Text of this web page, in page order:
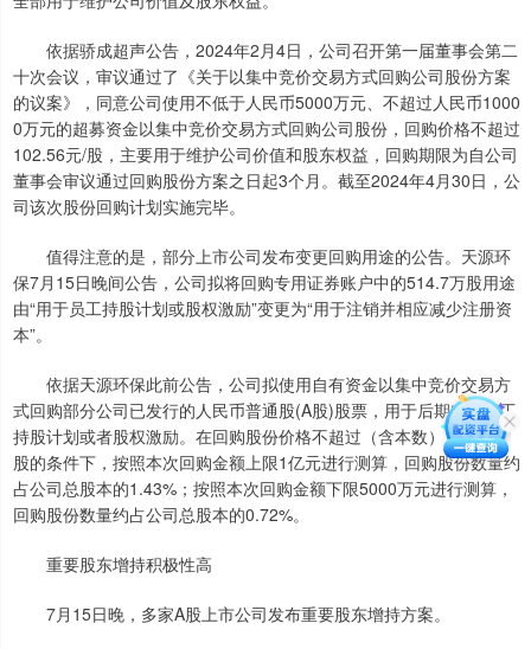
依据骄成超声公告，2024年2月4日，公司召开第一届董事会第二
十次会议，审议通过了《关于以集中竞价交易方式回购公司股份方案
的议案》，同意公司使用不低于人民币5000万元、不超过人民币1000
0万元的超募资金以集中竞价交易方式回购公司股份，回购价格不超过
102.56元/股，主要用于维护公司价值和股东权益，回购期限为自公司
董事会审议通过回购股份方案之日起3个月。截至2024年4月30日，公
司该次股份回购计划实施完毕。
值得注意的是，部分上市公司发布变更回购用途的公告。天源环
保7月15日晚间公告，公司拟将回购专用证券账户中的514.7万股用途
由“用于员工持股计划或股权激励”变更为“用于注销并相应减少注册资
本”。
依据天源环保此前公告，公司拟使用自有资金以集中竞价交易方
式回购部分公司已发行的人民币普通股(A股)股票，用于后期实施员工
持股计划或者股权激励。在回购股份价格不超过（含本数）16.63元/
股的条件下，按照本次回购金额上限1亿元进行测算，回购股份数量约
占公司总股本的1.43%；按照本次回购金额下限5000万元进行测算，
回购股份数量约占公司总股本的0.72%。
重要股东增持积极性高
7月15日晚，多家A股上市公司发布重要股东增持方案。